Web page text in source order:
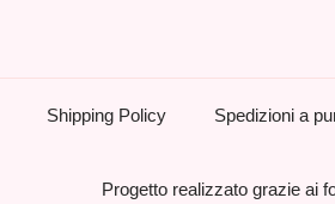
Shipping Policy Spedizioni a
Progetto realizzato grazie ai